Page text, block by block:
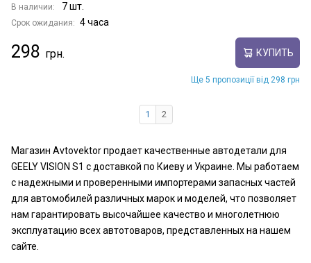
В наличии: 7 шт.
Срок ожидания: 4 часа
298 КУПИТЬ
Ще 5 пропозиції від 298 грн
1 2
Магазин Avtovektor продает качественные автодетали для
GEELY VISION S1 с доставкой по Киеву и Украине. Мы работаем
с надежными и проверенными импортерами запасных частей
для автомобилей различных марок и моделей, что позволяет
нам гарантировать высочайшее качество и многолетнюю
эксплуатацию всех автотоваров, представленных на нашем
сайте.